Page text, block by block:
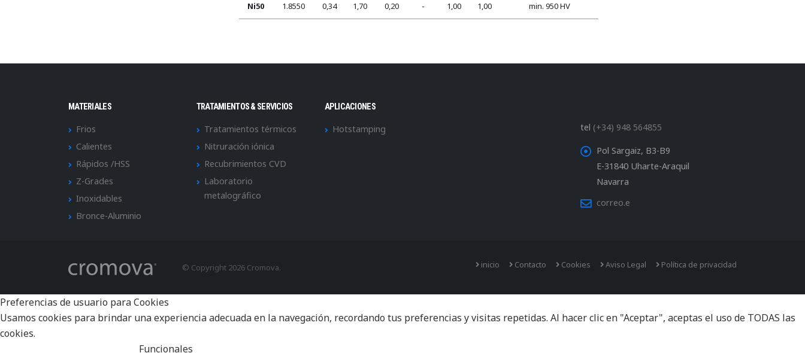
Ni50 1.8550 0,34 1,70 0,20 - 1,00 1,00 min. 950 HV
MATERIALES
Frios
Calientes
Rápidos /HSS
Z-Grades
Inoxidables
Bronce-Aluminio
TRATAMIENTOS & SERVICIOS
Tratamientos térmicos
Nitruración iónica
Recubrimientos CVD
Laboratorio
metalográfico
APLICACIONES
Hotstamping tel (+34) 948 564855
Pol Sargaiz, B3-B9
E-31840 Uharte-Araquil
Navarra
correo.e
© Copyright 2026 Cromova. inicio Contacto Cookies Aviso Legal Política de privacidad
Preferencias de usuario para Cookies
Usamos cookies para brindar una experiencia adecuada en la navegación, recordando tus preferencias y visitas repetidas. Al hacer clic en "Aceptar", aceptas el uso de TODAS las
cookies.
Funcionales